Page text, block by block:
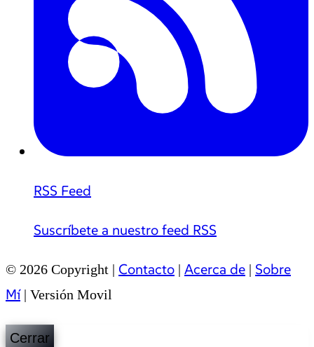
RSS Feed
Suscríbete a nuestro feed RSS
© 2026 Copyright | Contacto | Acerca de | Sobre
Mí| Versión Movil
Cerrar